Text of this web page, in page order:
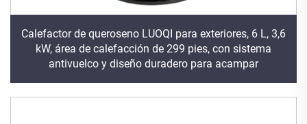
Calefactor de queroseno LUOQI para exteriores, 6 L, 3,6
kW, área de calefacción de 299 pies, con sistema
antivuelco y diseño duradero para acampar